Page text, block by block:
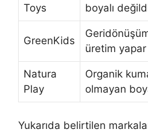
Toys
boyalı
GreenKids
üretim yapar
Natura
Play
Organik
olmayan
Yukarıda belirtilen